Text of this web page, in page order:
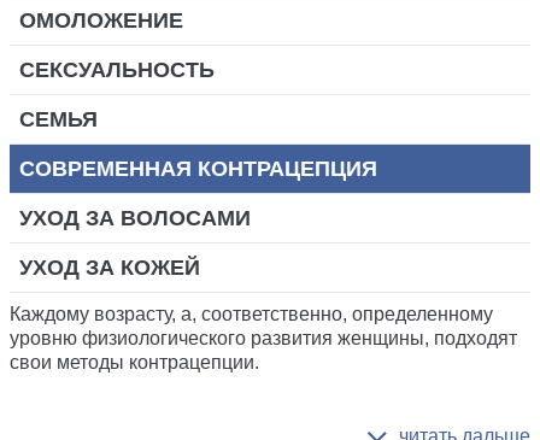
ОМОЛОЖЕНИЕ
СЕКСУАЛЬНОСТЬ
СЕМЬЯ
СОВРЕМЕННАЯ КОНТРАЦЕПЦИЯ
УХОД ЗА ВОЛОСАМИ
УХОД ЗА КОЖЕЙ
Каждому возрасту, а, соответственно, определенному
уровню физиологического развития женщины, подходят
свои методы контрацепции.